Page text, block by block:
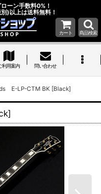
ーン手数料0%！
)以上は送料無料！
カート 商品検索
利用案内 問い合わせ
E-LP-CTM BK [Black]